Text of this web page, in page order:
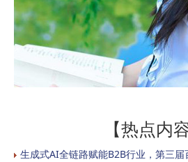
【热点内容
生成式AI全链路赋能B2B行业，第三届